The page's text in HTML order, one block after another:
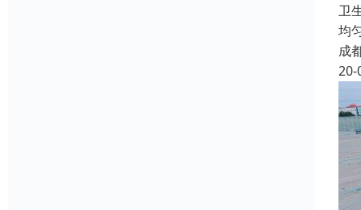
卫
均
成
20-